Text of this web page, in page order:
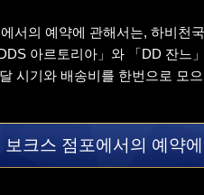
서의 예약에 관해서는, 하비천
아르토리아」와 「DD 잔느
시기와 배송비를 한번으로 모
보크스 점포에서의 예약